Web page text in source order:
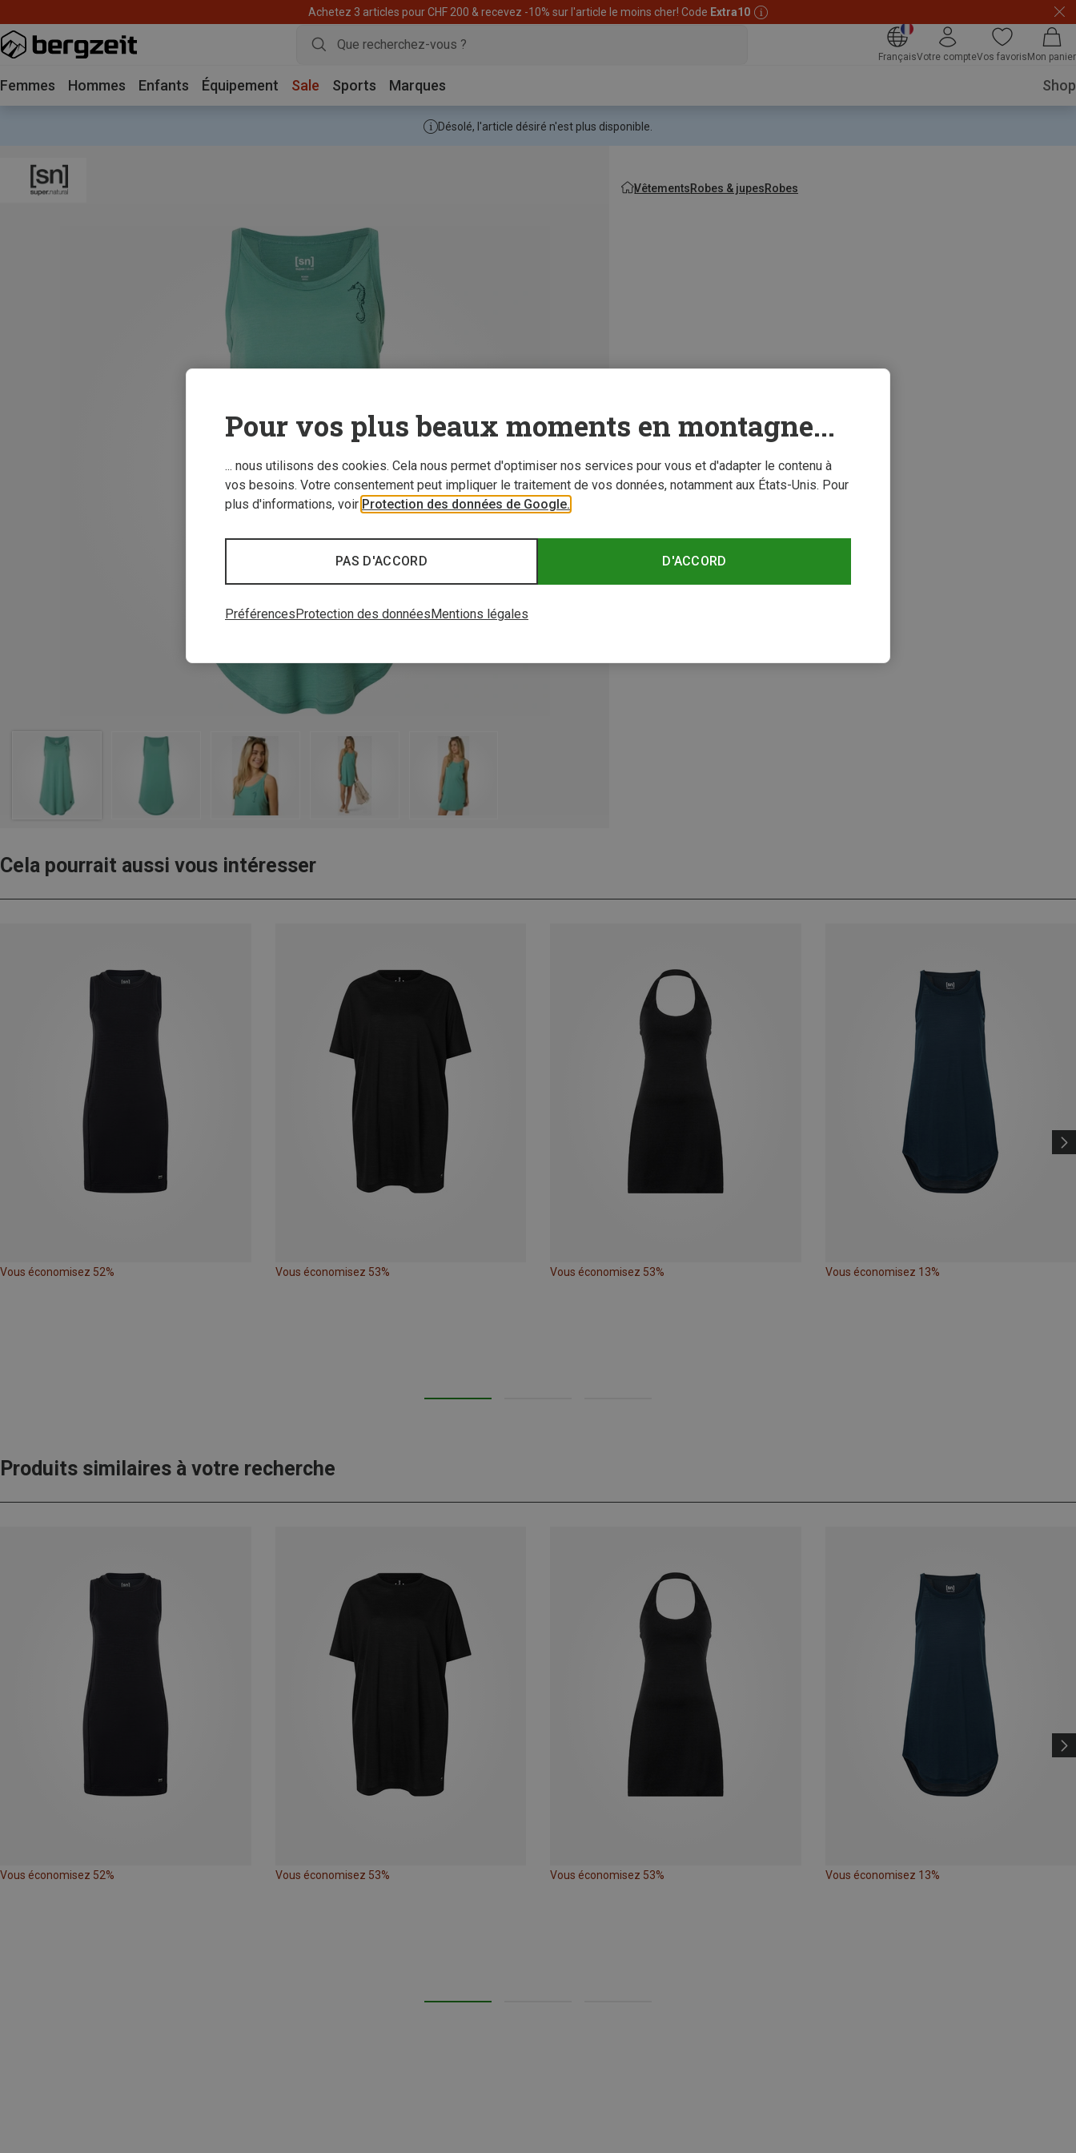
Achetez 3 articles pour CHF 200 & recevez -10% sur l'article le moins cher! Code Extra10
FrançaisVotre compteVos favoris Mon panier
Femmes Hommes Enfants Équipement Sale Sports Marques Shop
Désolé, l'article désiré n'est plus disponible.
VêtementsRobes & jupesRobes
Cela pourrait aussi vous intéresser
Vous économisez 52% Vous économisez 53% Vous économisez 53% Vous économisez 13%
Produits similaires à votre recherche
Vous économisez 52% Vous économisez 53% Vous économisez 53% Vous économisez 13%
Pour vos plus beaux moments en montagne...
... nous utilisons des cookies. Cela nous permet d'optimiser nos services pour vous et d'adapter le contenu à
vos besoins. Votre consentement peut impliquer le traitement de vos données, notamment aux États-Unis. Pour
plus d'informations, voir Protection des données de Google.
D'ACCORD
PAS D'ACCORD
PréférencesProtection des donnéesMentions légales